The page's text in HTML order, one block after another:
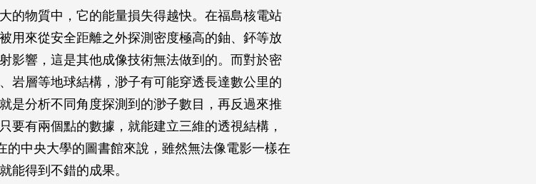
的物質中，它的能量損失得越快。在福島核電站
用來從安全距離之外探測密度極高的鈾、鈈等放
影響，這是其他成像技術無法做到的。而對於密
岩層等地球結構，渺子有可能穿透長達數公里的
是分析不同角度探測到的渺子數目，再反過來推
要有兩個點的數據，就能建立三維的透視結構，
的中央大學的圖書館來說，雖然無法像電影一樣在
能得到不錯的成果。